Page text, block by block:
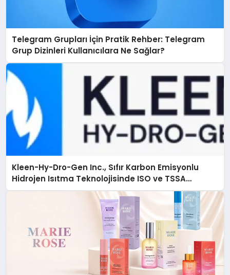
Telegram Grupları İçin Pratik Rehber: Telegram
Grup Dizinleri Kullanıcılara Ne Sağlar?
Kleen-Hy-Dro-Gen Inc., Sıfır Karbon Emisyonlu
Hidrojen Isıtma Teknolojisinde ISO ve TSSA
Düzenleyici Onaylarını Aldı